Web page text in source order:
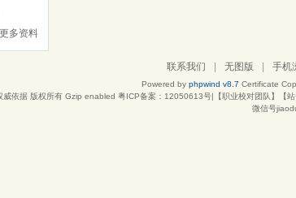
更多资料
联系我们 无图版 手机
Powered by phpwind v8.7 Certificate
威依据 版权所有 Gzip enabled 粤ICP备案：12050613号|【职业校对团队】【
微信号